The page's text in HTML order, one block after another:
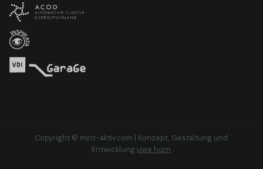
Copyright © mint-aktiv.com | Konzept, Gestaltung und
Entwicklung uwe horn